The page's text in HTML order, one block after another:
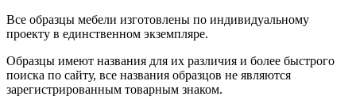
Все образцы мебели изготовлены по индивидуальному
проекту в единственном экземпляре.
Образцы имеют названия для их различия и более быстрого
поиска по сайту, все названия образцов не являются
зарегистрированным товарным знаком.